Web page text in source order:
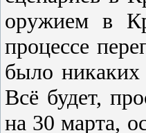
оружием в
процеccе
было никаких
Вcё будет,
на 30 марта,